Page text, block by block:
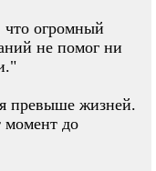
что огромный
не помог ни
превыше жизней.
момент до